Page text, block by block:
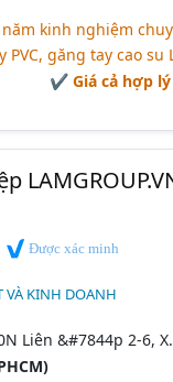
kinh nghiệm
găng tay cao su
✔ Giá cả hợp lý
Được xác minh
VÀ KINH DOANH
Liên &#7844p 2-6,